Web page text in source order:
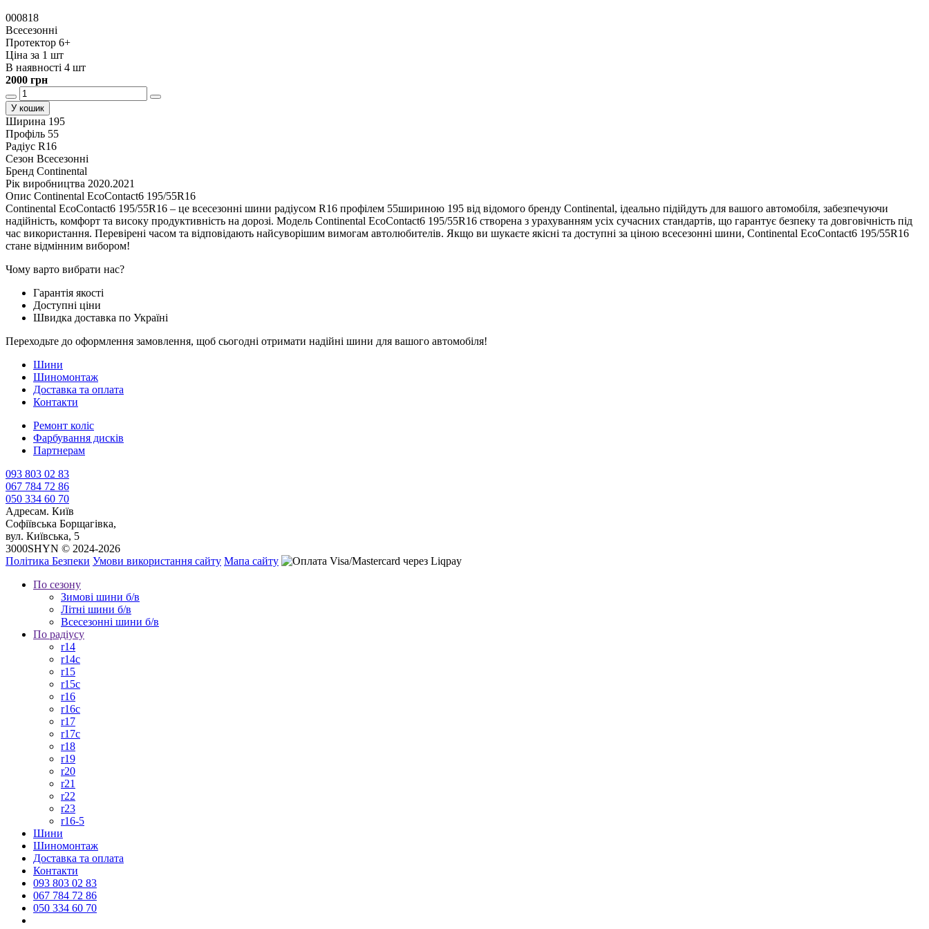
000818
Всесезонні
Протектор 6+
Ціна за 1 шт
В наявності 4 шт
2000 грн
У кошик
Ширина 195
Профіль 55
Радіус R16
Сезон Всесезонні
Бренд Continental
Рік виробництва 2020.2021
Опис Continental EcoContact6 195/55R16
Continental EcoContact6 195/55R16 – це всесезонні шини радіусом R16 профілем 55шириною 195 від відомого бренду Continental, ідеально підійдуть для вашого автомобіля, забезпечуючи
надійність, комфорт та високу продуктивність на дорозі. Модель Continental EcoContact6 195/55R16 створена з урахуванням усіх сучасних стандартів, що гарантує безпеку та довговічність під
час використання. Перевірені часом та відповідають найсуворішим вимогам автолюбителів. Якщо ви шукаєте якісні та доступні за ціною всесезонні шини, Continental EcoContact6 195/55R16
стане відмінним вибором!
Чому варто вибрати нас?
Гарантія якості
Доступні ціни
Швидка доставка по Україні
Переходьте до оформлення замовлення, щоб сьогодні отримати надійні шини для вашого автомобіля!
Шини
Шиномонтаж
Доставка та оплата
Контакти
Ремонт коліс
Фарбування дисків
Партнерам
093 803 02 83
067 784 72 86
050 334 60 70
Адресам. Київ
Софіївська Борщагівка,
вул. Київська, 5
3000SHYN © 2024-2026
Політика Безпеки Умови використання сайту Мапа сайту
По сезону
Зимові шини б/в
Літні шини б/в
Всесезонні шини б/в
По радіусу
r14
r14c
r15
r15c
r16
r16c
r17
r17c
r18
r19
r20
r21
r22
r23
r16-5
Шини
Шиномонтаж
Доставка та оплата
Контакти
093 803 02 83
067 784 72 86
050 334 60 70